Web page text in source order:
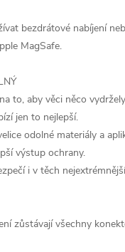
bezdrátové nabíjení
MagSafe.
to, aby věci něco
jen to nejlepší.
odolné materiály a
výstup ochrany.
i v těch
zůstávají všechny